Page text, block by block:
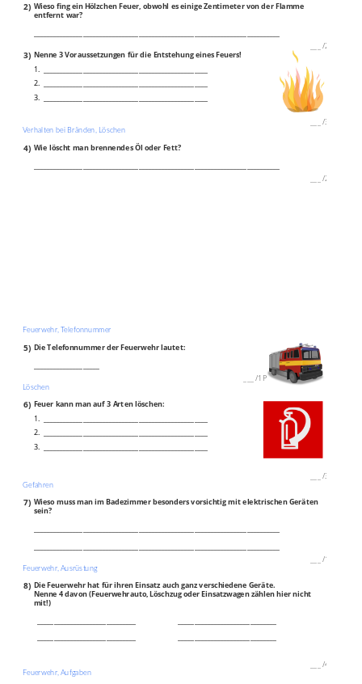
2) Wieso fing ein Hölzchen Feuer, obwohl es einige Zentimeter von der Flamme
entfernt war?
/2P
3) Nenne 3 Voraussetzungen für die Entstehung eines Feuers!
1. __________________________________________________
2. __________________________________________________
3. __________________________________________________
/3P
Verhalten bei Bränden, Löschen
4) Wie löscht man brennendes Öl oder Fett?
/2P
Feuerwehr, Telefonnummer
5) Die Telefonnummer der Feuerwehr lautet:
/1P
Löschen
6) Feuer kann man auf 3 Arten löschen:
1. __________________________________________________
2. __________________________________________________
3. __________________________________________________
/3P
Gefahren
7) Wieso muss man im Badezimmer besonders vorsichtig mit elektrischen Geräten
sein?
/1P
Feuerwehr, Ausrüstung
8) Die Feuerwehr hat für ihren Einsatz auch ganz verschiedene Geräte.
Nenne 4 davon (Feuerwehrauto, Löschzug oder Einsatzwagen zählen hier nicht
mit!)
/4P
Feuerwehr, Aufgaben